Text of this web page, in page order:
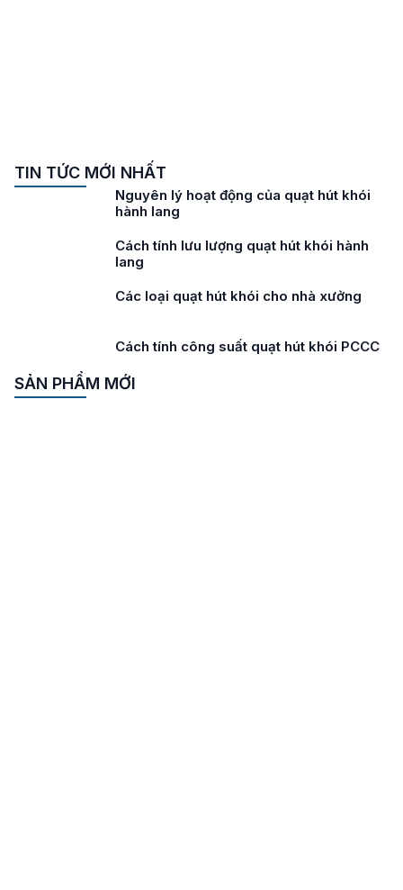
TIN TỨC MỚI NHẤT
Nguyên lý hoạt động của quạt hút khói
hành lang
Cách tính lưu lượng quạt hút khói hành
lang
Các loại quạt hút khói cho nhà xưởng
Cách tính công suất quạt hút khói PCCC
SẢN PHẨM MỚI